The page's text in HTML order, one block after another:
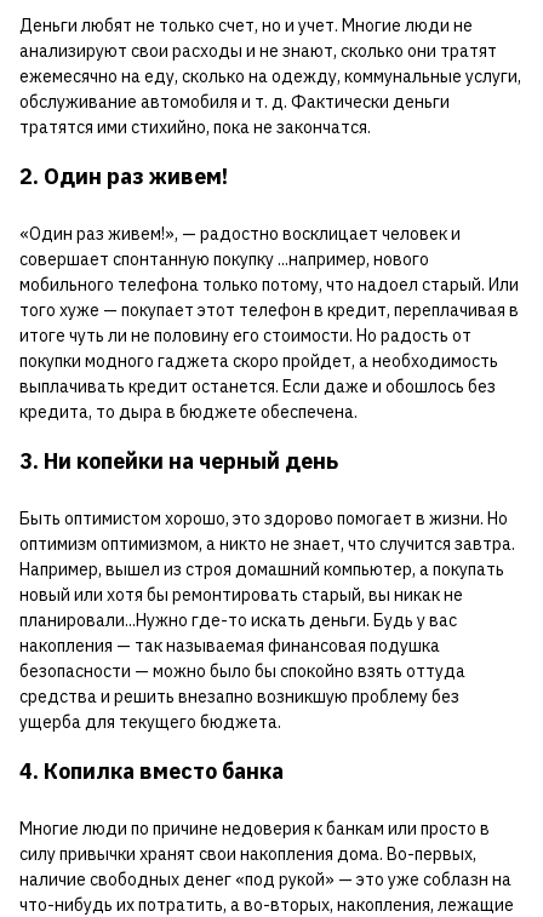
Деньги любят не только счет, но и учет. Многие люди не
анализируют свои расходы и не знают, сколько они тратят
ежемесячно на еду, сколько на одежду, коммунальные услуги,
обслуживание автомобиля и т. д. Фактически деньги
тратятся ими стихийно, пока не закончатся.
2. Один раз живем!
«Один раз живем!», — радостно восклицает человек и
совершает спонтанную покупку ...например, нового
мобильного телефона только потому, что надоел старый. Или
того хуже — покупает этот телефон в кредит, переплачивая в
итоге чуть ли не половину его стоимости. Но радость от
покупки модного гаджета скоро пройдет, а необходимость
выплачивать кредит останется. Если даже и обошлось без
кредита, то дыра в бюджете обеспечена.
3. Ни копейки на черный день
Быть оптимистом хорошо, это здорово помогает в жизни. Но
оптимизм оптимизмом, а никто не знает, что случится завтра.
Например, вышел из строя домашний компьютер, а покупать
новый или хотя бы ремонтировать старый, вы никак не
планировали...Нужно где-то искать деньги. Будь у вас
накопления — так называемая финансовая подушка
безопасности — можно было бы спокойно взять оттуда
средства и решить внезапно возникшую проблему без
ущерба для текущего бюджета.
4. Копилка вместо банка
Многие люди по причине недоверия к банкам или просто в
силу привычки хранят свои накопления дома. Во-первых,
наличие свободных денег «под рукой» — это уже соблазн на
что-нибудь их потратить, а во-вторых, накопления, лежащие